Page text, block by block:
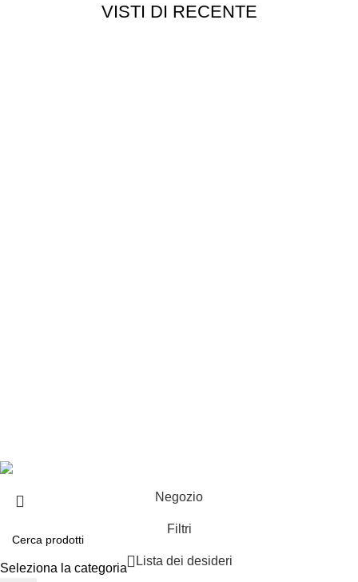
VISTI DI RECENTE
Seleziona la categoria
Negozio
Filtri
Lista dei desideri